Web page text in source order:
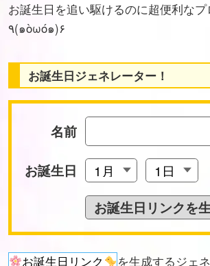
お誕生日を追い駆けるのに超便利な
٩(๑òωó๑)۶
お誕生日ジェネレーター！
名前
お誕生日
お誕生日リンク
を生成するジェ